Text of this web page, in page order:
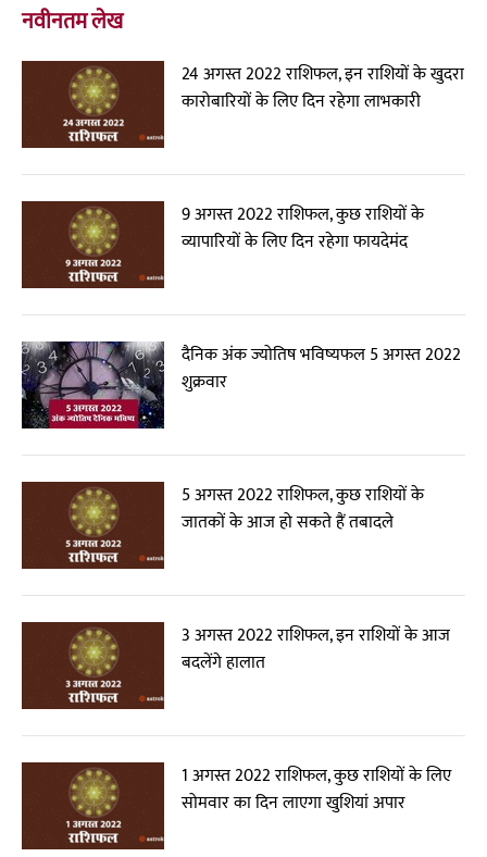
नवीनतम लेख
24 अगस्त 2022 राशिफल, इन राशियों के खुदरा
कारोबारियों के लिए दिन रहेगा लाभकारी
9 अगस्त 2022 राशिफल, कुछ राशियों के
व्यापारियों के लिए दिन रहेगा फायदेमंद
दैनिक अंक ज्योतिष भविष्यफल 5 अगस्त 2022
शुक्रवार
5 अगस्त 2022 राशिफल, कुछ राशियों के
जातकों के आज हो सकते हैं तबादले
3 अगस्त 2022 राशिफल, इन राशियों के आज
बदलेंगे हालात
1 अगस्त 2022 राशिफल, कुछ राशियों के लिए
सोमवार का दिन लाएगा खुशियां अपार